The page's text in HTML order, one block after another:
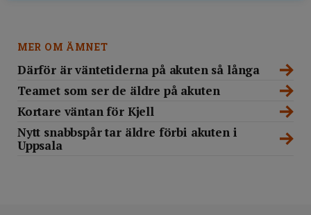
MER OM ÄMNET
Därför är väntetiderna på akuten så långa
Teamet som ser de äldre på akuten
Kortare väntan för Kjell
Nytt snabbspår tar äldre förbi akuten i
Uppsala